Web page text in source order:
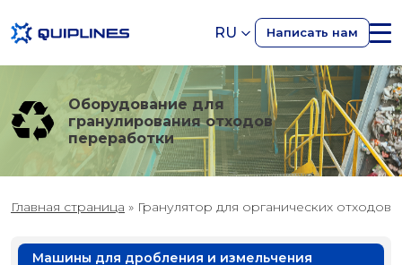
RU Написать нам
Оборудование для
гранулирования отходов
переработки
Главная страница » Гранулятор для органических отходов
Машины для дробления и измельчения